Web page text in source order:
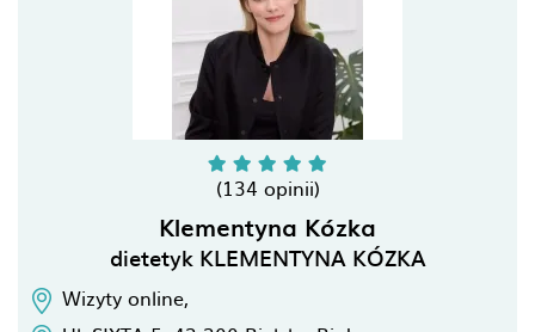
(134 opinii)
Klementyna Kózka
dietetyk KLEMENTYNA KÓZKA
Wizyty online,